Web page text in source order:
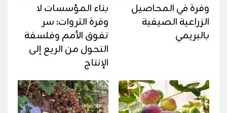
وفرة في المحاصيل
الزراعية الصيفية
بالبريمي
بناء المؤسسات لا
وفرة الثروات: سر
تفوق الأمم وفلسفة
التحول من الريع إلى
الإنتاج